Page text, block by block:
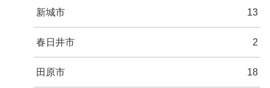
新城市 13
春日井市 2
田原市 18